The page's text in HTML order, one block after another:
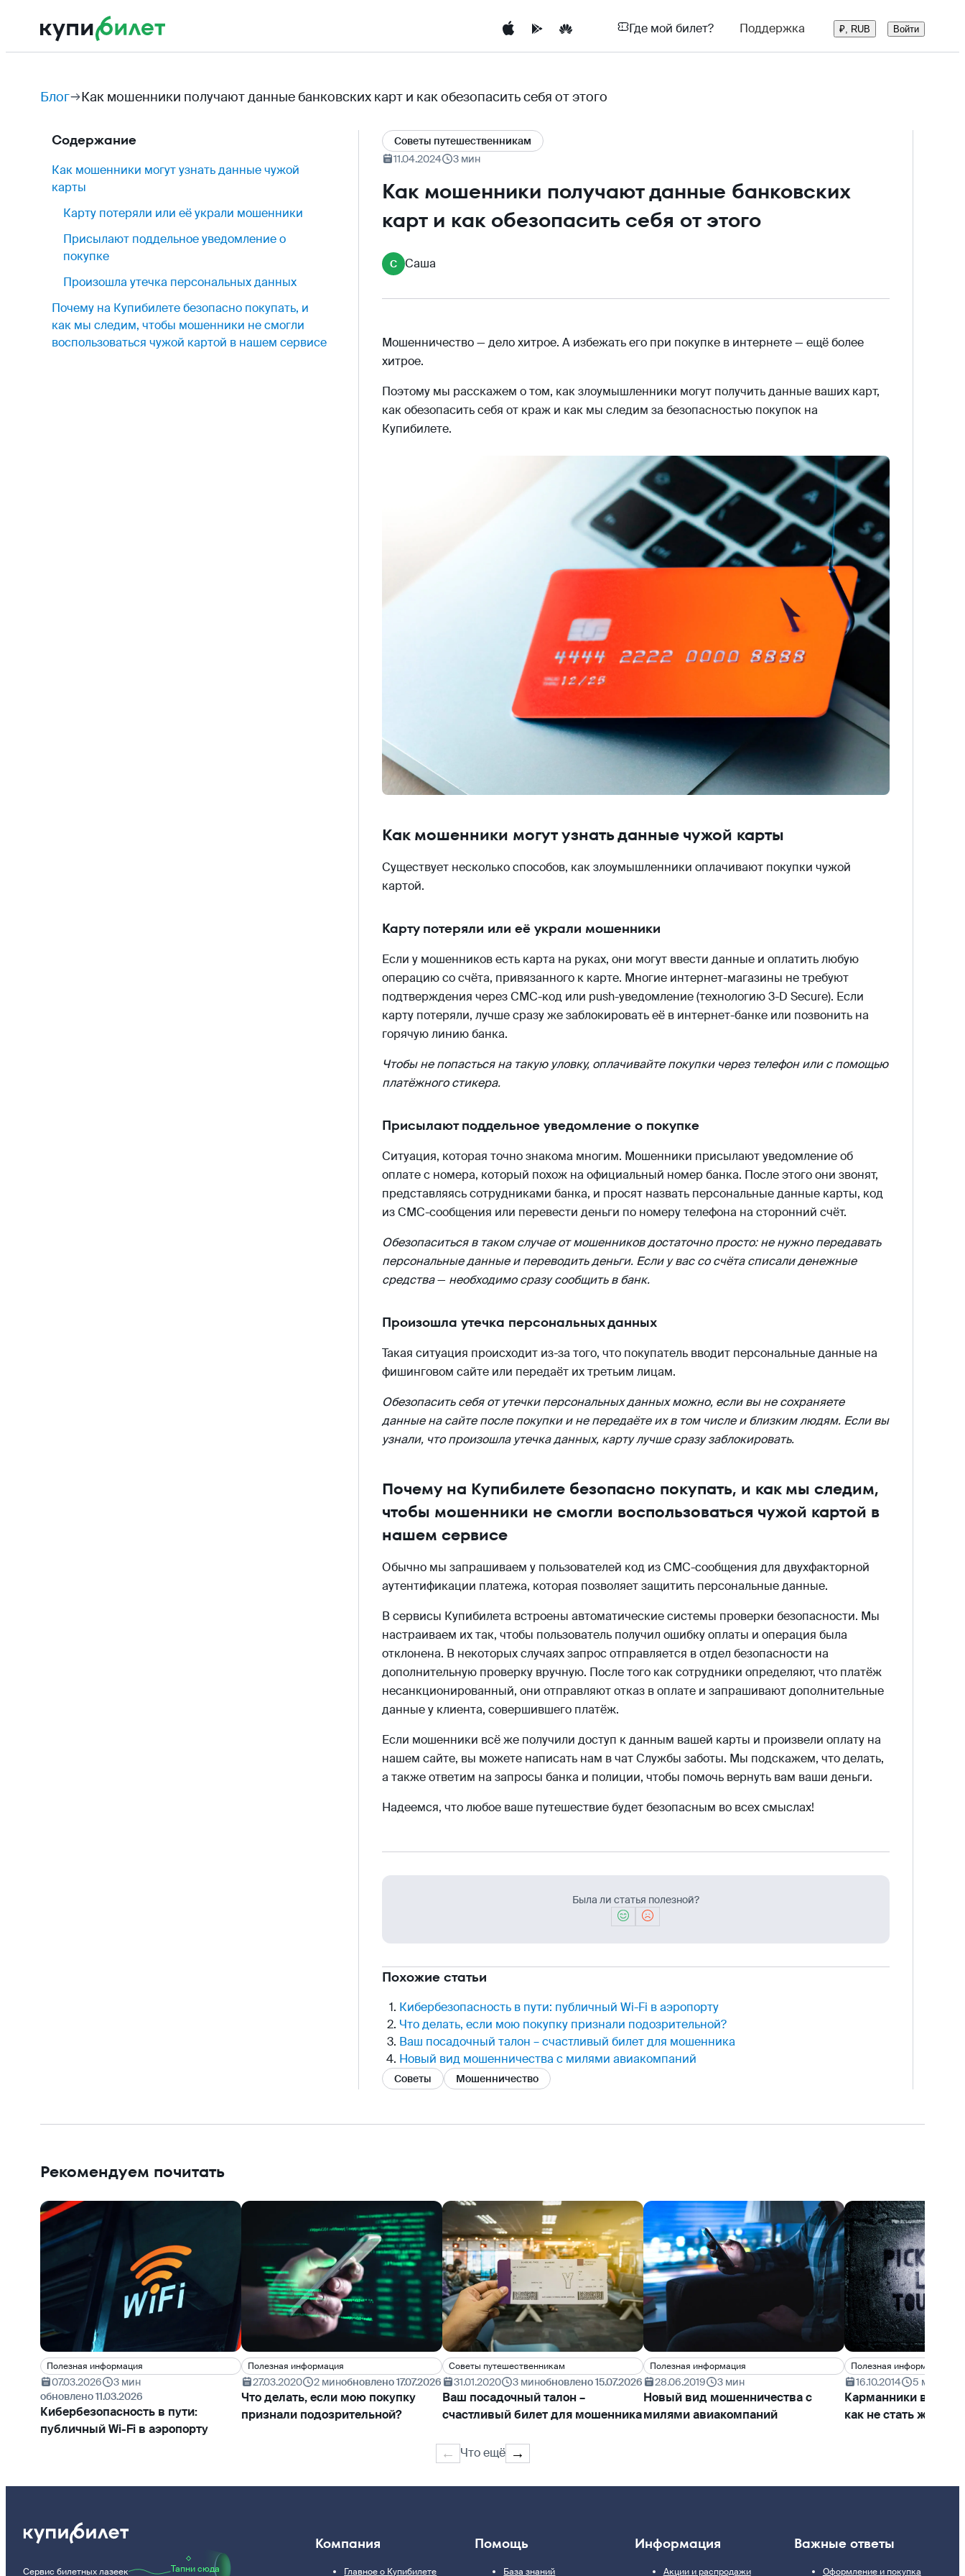
Где мой билет? Поддержка ₽, RUB Войти
Блог Как мошенники получают данные банковских карт и как обезопасить себя от этого
Содержание
Как мошенники могут узнать данные чужой
карты
Карту потеряли или её украли мошенники
Присылают поддельное уведомление о
покупке
Произошла утечка персональных данных
Почему на Купибилете безопасно покупать, и
как мы следим, чтобы мошенники не смогли
воспользоваться чужой картой в нашем сервисе
Cоветы путешественникам
11.04.2024
3 мин
Как мошенники получают данные банковских
карт и как обезопасить себя от этого
С Саша
Мошенничество — дело хитрое. А избежать его при покупке в интернете — ещё более
хитрое.
Поэтому мы расскажем о том, как злоумышленники могут получить данные ваших карт,
как обезопасить себя от краж и как мы следим за безопасностью покупок на
Купибилете.
Как мошенники могут узнать данные чужой карты
Существует несколько способов, как злоумышленники оплачивают покупки чужой
картой.
Карту потеряли или её украли мошенники
Если у мошенников есть карта на руках, они могут ввести данные и оплатить любую
операцию со счёта, привязанного к карте. Многие интернет-магазины не требуют
подтверждения через СМС-код или push-уведомление (технологию 3-D Secure). Если
карту потеряли, лучше сразу же заблокировать её в интернет-банке или позвонить на
горячую линию банка.
Чтобы не попасться на такую уловку, оплачивайте покупки через телефон или с помощью
платёжного стикера.
Присылают поддельное уведомление о покупке
Ситуация, которая точно знакома многим. Мошенники присылают уведомление об
оплате с номера, который похож на официальный номер банка. После этого они звонят,
представляясь сотрудниками банка, и просят назвать персональные данные карты, код
из СМС-сообщения или перевести деньги по номеру телефона на сторонний счёт.
Обезопаситься в таком случае от мошенников достаточно просто: не нужно передавать
персональные данные и переводить деньги. Если у вас со счёта списали денежные
средства— необходимо сразу сообщить в банк.
Произошла утечка персональных данных
Такая ситуация происходит из-за того, что покупатель вводит персональные данные на
фишинговом сайте или передаёт их третьим лицам.
Обезопасить себя от утечки персональных данных можно, если вы не сохраняете
данные на сайте после покупки и не передаёте их в том числе и близким людям. Если вы
узнали, что произошла утечка данных, карту лучше сразу заблокировать.
Почему на Купибилете безопасно покупать, и как мы следим,
чтобы мошенники не смогли воспользоваться чужой картой в
нашем сервисе
Обычно мы запрашиваем у пользователей код из СМС-сообщения для двухфакторной
аутентификации платежа, которая позволяет защитить персональные данные.
В сервисы Купибилета встроены автоматические системы проверки безопасности. Мы
настраиваем их так, чтобы пользователь получил ошибку оплаты и операция была
отклонена. В некоторых случаях запрос отправляется в отдел безопасности на
дополнительную проверку вручную. После того как сотрудники определяют, что платёж
несанкционированный, они отправляют отказ в оплате и запрашивают дополнительные
данные у клиента, совершившего платёж.
Если мошенники всё же получили доступ к данным вашей карты и произвели оплату на
нашем сайте, вы можете написать нам в чат Службы заботы. Мы подскажем, что делать,
а также ответим на запросы банка и полиции, чтобы помочь вернуть вам ваши деньги.
Надеемся, что любое ваше путешествие будет безопасным во всех смыслах!
Была ли статья полезной?
Похожие статьи
Кибербезопасность в пути: публичный Wi-Fi в аэропорту
Что делать, если мою покупку признали подозрительной?
Ваш посадочный талон – счастливый билет для мошенника
Новый вид мошенничества с милями авиакомпаний
Советы Мошенничество
Рекомендуем почитать
Полезная информация
07.03.2026
3 мин
обновлено 11.03.2026
Кибербезопасность в пути:
публичный Wi-Fi в аэропорту
Полезная информация
27.03.2020 2 минобновлено 17.07.2026
Что делать, если мою покупку
признали подозрительной?
Cоветы путешественникам
31.01.2020 3 минобновлено 15.07.2026
Ваш посадочный талон –
счастливый билет для мошенника
Полезная информация
28.06.2019 3 мин
Новый вид мошенничества с
милями авиакомпаний
Полезная информация
16.10.2014 5 мин
Карманники в
как не стать
← Что ещё →
Сервис билетных лазеек Тапни сюда
Компания
Главное о Купибилете
Помощь
База знаний
Информация
Акции и распродажи
Важные ответы
Оформление и покупка